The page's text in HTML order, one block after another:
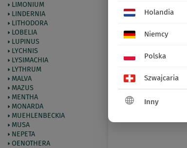
LIMONIUM
LINDERNIA
LITHODORA
LOBELIA
LUPINUS
LYCHNIS
LYSIMACHIA
LYTHRUM
MALVA
MAZUS
MENTHA
MONARDA
MUEHLENBECKIA
MUSA
NEPETA
OENOTHERA
Holandia
Niemcy
Polska
Szwajcaria
Inny